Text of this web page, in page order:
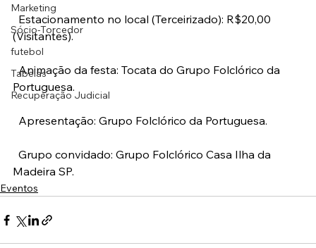
Marketing
Sócio-Torcedor
futebol
Tabelas
Recuperação Judicial
(Visitantes).
Animação da festa: Tocata do Grupo Folclórico da
Portuguesa.
Apresentação: Grupo Folclórico da Portuguesa.
Madeira SP.
Eventos